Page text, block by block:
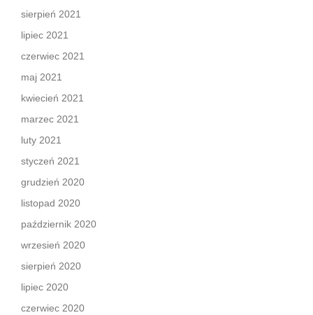
sierpień 2021
lipiec 2021
czerwiec 2021
maj 2021
kwiecień 2021
marzec 2021
luty 2021
styczeń 2021
grudzień 2020
listopad 2020
październik 2020
wrzesień 2020
sierpień 2020
lipiec 2020
czerwiec 2020